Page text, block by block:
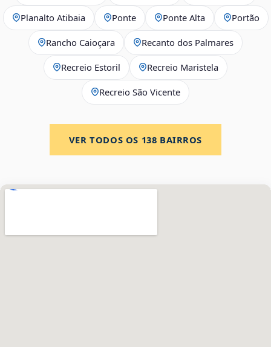
Planalto Atibaia Ponte Ponte Alta Portão
Rancho Caioçara Recanto dos Palmares
Recreio Estoril Recreio Maristela
Recreio São Vicente
VER TODOS OS 138 BAIRROS